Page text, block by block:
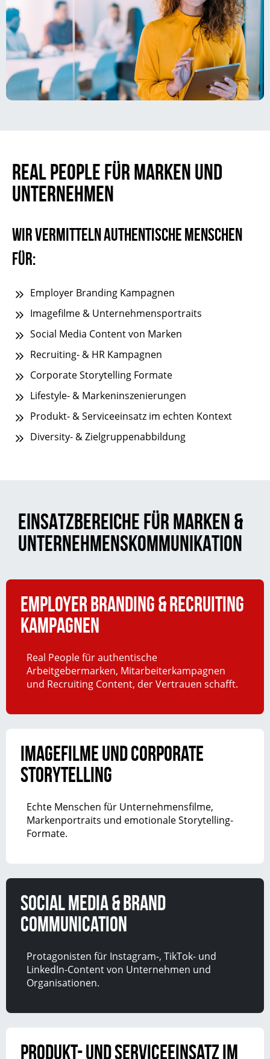
REAL PEOPLE FÜR MARKEN UND
UNTERNEHMEN
Wir vermitteln authentische Menschen
für:
Employer Branding Kampagnen
Imagefilme & Unternehmensportraits
Social Media Content von Marken
Recruiting- & HR Kampagnen
Corporate Storytelling Formate
Lifestyle- & Markeninszenierungen
Produkt- & Serviceeinsatz im echten Kontext
Diversity- & Zielgruppenabbildung
EINSATZBEREICHE FÜR MARKEN &
UNTERNEHMENSKOMMUNIKATION
Employer Branding & Recruiting
Kampagnen
Real People für authentische
Arbeitgebermarken, Mitarbeiterkampagnen
und Recruiting Content, der Vertrauen schafft.
Imagefilme und Corporate
Storytelling
Echte Menschen für Unternehmensfilme,
Markenportraits und emotionale Storytelling-
Formate.
Social Media & Brand
Communication
Protagonisten für Instagram-, TikTok- und
LinkedIn-Content von Unternehmen und
Organisationen.
Produkt- und Serviceeinsatz im